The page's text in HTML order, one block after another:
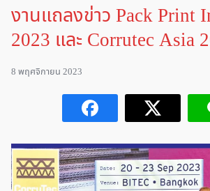
งานแถลงข่าว Pack Print
2023 และ Corrutec Asia
8 พฤศจิกายน 2023